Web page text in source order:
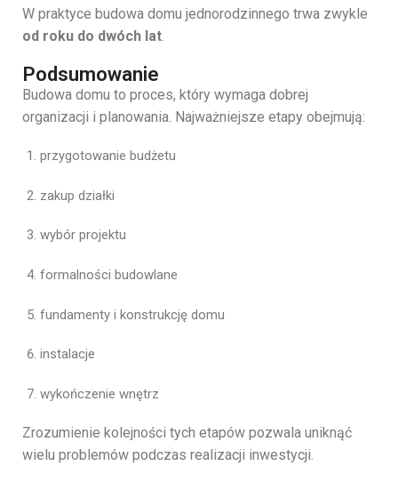
W praktyce budowa domu jednorodzinnego trwa zwykle
od roku do dwóch lat.
Podsumowanie
Budowa domu to proces, który wymaga dobrej
organizacji i planowania. Najważniejsze etapy obejmują:
przygotowanie budżetu
zakup działki
wybór projektu
formalności budowlane
fundamenty i konstrukcję domu
instalacje
wykończenie wnętrz
Zrozumienie kolejności tych etapów pozwala uniknąć
wielu problemów podczas realizacji inwestycji.